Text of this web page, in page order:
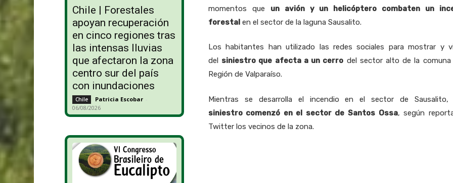
Chile | Forestales
apoyan recuperación
en cinco regiones tras
las intensas lluvias
que afectaron la zona
centro sur del país
con inundaciones
Chile Patricia Escobar -
06/08/2026
momentos que un avión y un helicóptero combaten un
forestalen el sector de la laguna Sausalito.
Los habitantes han utilizado las redes sociales para mostrar y
del siniestro que afecta a un cerro del sector alto de la comuna
Región de Valparaíso.
Mientras se desarrolla el incendio en el sector de
siniestro comenzó en el sector de Santos Ossa, según
Twitter los vecinos de la zona.